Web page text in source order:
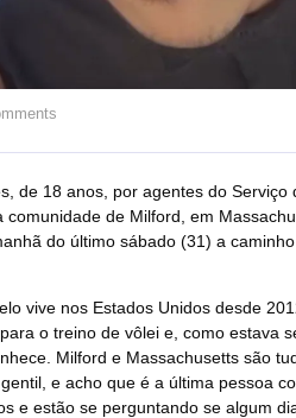
de 18 anos, por agentes do Serviço
de Milford, em
do último sábado (31) a
vive nos Estados Unidos desde
o treino de vôlei e, como estava
Milford e Massachusetts são
e acho que é a última pessoa
e estão se perguntando se algum